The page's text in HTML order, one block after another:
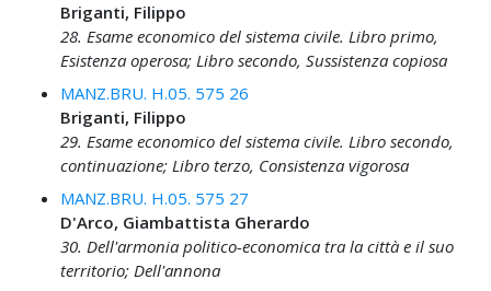
Briganti, Filippo
28. Esame economico del sistema civile. Libro primo,
Esistenza operosa; Libro secondo, Sussistenza copiosa
MANZ.BRU. H.05. 575 26
Briganti, Filippo
29. Esame economico del sistema civile. Libro secondo,
continuazione; Libro terzo, Consistenza vigorosa
MANZ.BRU. H.05. 575 27
D'Arco, Giambattista Gherardo
30. Dell'armonia politico-economica tra la città e il suo
territorio; Dell'annona